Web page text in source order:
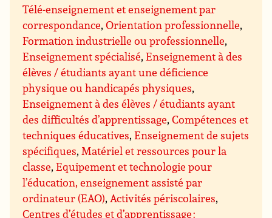
Télé-enseignement et enseignement par
correspondance,Orientation professionnelle,
Formation industrielle ou professionnelle,
Enseignement spécialisé,Enseignement à des
élèves / étudiants ayant une déficience
physique ou handicapés physiques,
Enseignement à des élèves / étudiants ayant
des difficultés d’apprentissage,Compétences et
techniques éducatives,Enseignement de sujets
spécifiques,Matériel et ressources pour la
classe,Equipement et technologie pour
l’éducation, enseignement assisté par
ordinateur (EAO),Activités périscolaires,
Centres d’études et d’apprentissage :